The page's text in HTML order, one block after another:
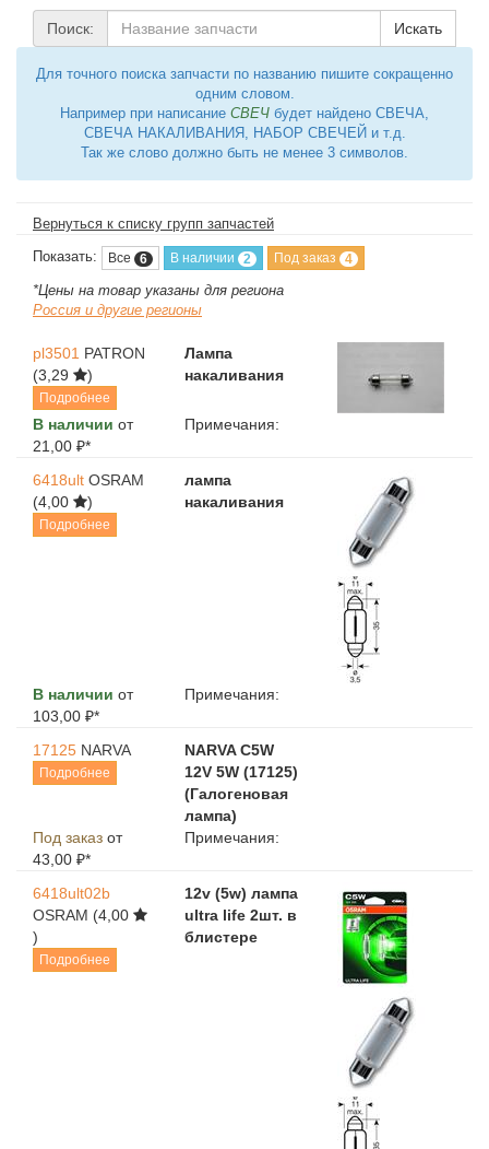
Поиск: Искать
Для точного поиска запчасти по названию пишите сокращенно
одним словом.
Например при написание СВЕЧ будет найдено СВЕЧА,
СВЕЧА НАКАЛИВАНИЯ, НАБОР СВЕЧЕЙ и т.д.
Так же слово должно быть не менее 3 символов.
Вернуться к списку групп запчастей
Показать: Все 6 В наличии 2 Под заказ 4
*Цены на товар указаны для региона
Россия и другие регионы
pl3501 PATRON
(3,29
)
Подробнее
Лампа
накаливания
В наличии от
21,00 ₽*
Примечания:
6418ult OSRAM
(4,00
)
Подробнее
лампа
накаливания
В наличии от
103,00 ₽*
Примечания:
17125 NARVA
Подробнее
NARVA C5W
12V 5W (17125)
(Галогеновая
лампа)
Под заказ от
43,00 ₽*
Примечания:
6418ult02b
OSRAM (4,00
)
Подробнее
12v (5w) лампа
ultra life 2шт. в
блистере